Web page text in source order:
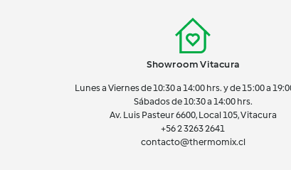
Showroom Vitacura
Lunes a Viernes de 10:30 a 14:00 hrs. y de 15:00 a
Sábados de 10:30 a 14:00 hrs.
Av. Luis Pasteur 6600, Local 105, Vitacura
+56 2 3263 2641
contacto@thermomix.cl